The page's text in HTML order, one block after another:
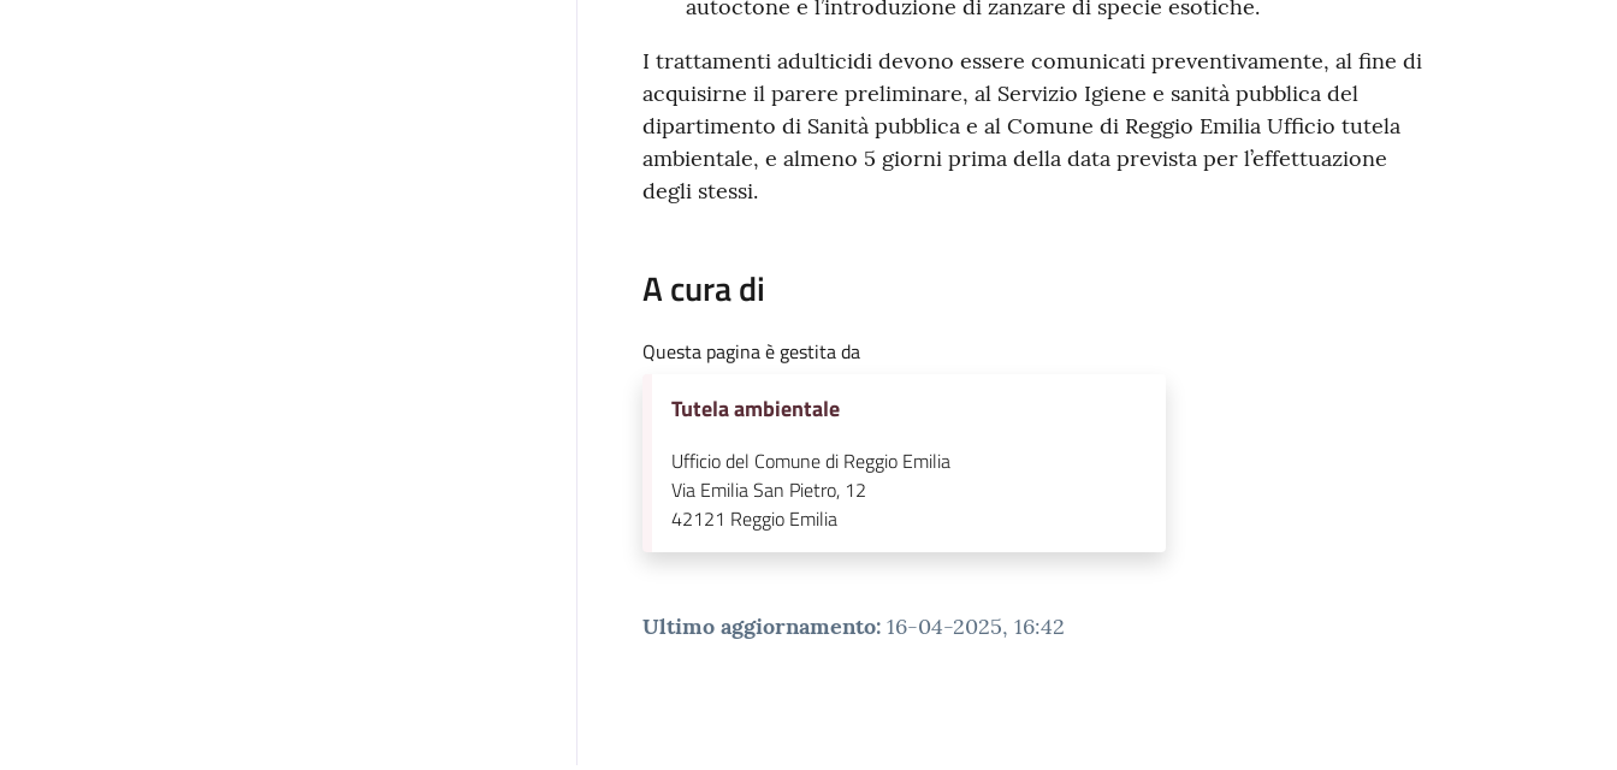
autoctone e l’introduzione di zanzare di specie esotiche.
I trattamenti adulticidi devono essere comunicati preventivamente, al fine di
acquisirne il parere preliminare, al Servizio Igiene e sanità pubblica del
dipartimento di Sanità pubblica e al Comune di Reggio Emilia Ufficio tutela
ambientale, e almeno 5 giorni prima della data prevista per l’effettuazione
degli stessi.
A cura di
Questa pagina è gestita da
Tutela ambientale
Ufficio del Comune di Reggio Emilia
Via Emilia San Pietro, 12
42121 Reggio Emilia
Ultimo aggiornamento: 16-04-2025, 16:42